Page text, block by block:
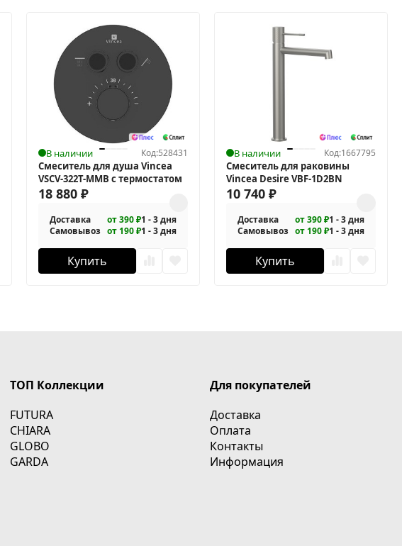
В наличии Код:528431
Смеситель для душа Vincea
VSCV-322T-MMB с термостатом
18 880₽
Доставка от 390 ₽1 - 3 дня
Самовывоз от 190 ₽1 - 3 дня
Купить
В наличии Код:1667795
Смеситель для раковины
Vincea Desire VBF-1D2BN
10 740₽
Доставка от 390 ₽1 - 3 дня
Самовывоз от 190 ₽1 - 3 дня
Купить
ТОП Коллекции
FUTURA
CHIARA
GLOBO
GARDA
Для покупателей
Доставка
Оплата
Контакты
Информация